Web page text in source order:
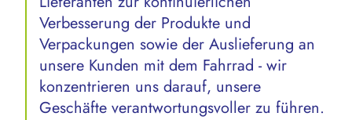
Verbesserung der Produkte und
Verpackungen sowie der Auslieferung an
unsere Kunden mit dem Fahrrad - wir
konzentrieren uns darauf, unsere
Geschäfte verantwortungsvoller zu führen.